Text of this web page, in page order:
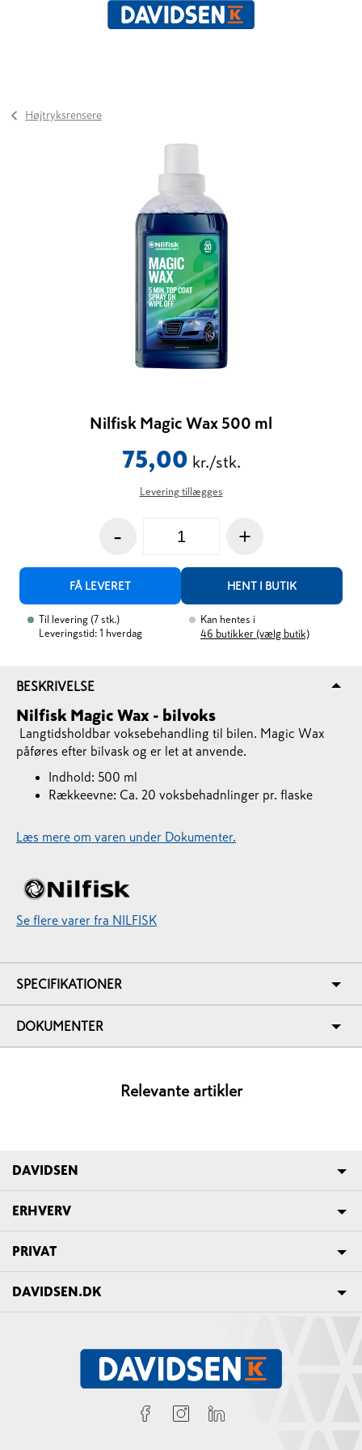
Højtryksrensere
Nilfisk Magic Wax 500 ml
75,00 kr./stk.
Levering tillægges
- +
FÅ LEVERET HENT I BUTIK
Til levering (7 stk.)
Leveringstid: 1 hverdag
Kan hentes i
46 butikker (vælg butik)
BESKRIVELSE
Nilfisk Magic Wax - bilvoks
Langtidsholdbar voksebehandling til bilen. Magic Wax
påføres efter bilvask og er let at anvende.
Indhold: 500 ml
Rækkeevne: Ca. 20 voksbehadnlinger pr. flaske
Læs mere om varen under Dokumenter.
Se flere varer fra NILFISK
SPECIFIKATIONER
DOKUMENTER
Relevante artikler
DAVIDSEN
ERHVERV
PRIVAT
DAVIDSEN.DK